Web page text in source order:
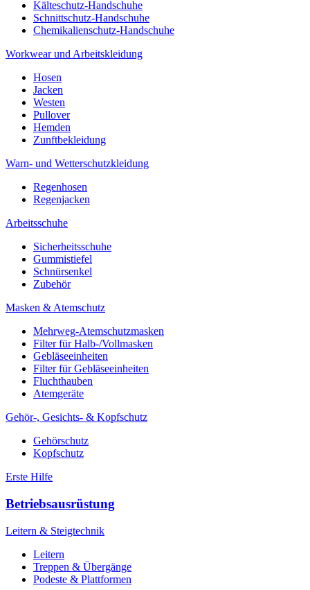
Kälteschutz-Handschuhe
Schnittschutz-Handschuhe
Chemikalienschutz-Handschuhe
Workwear und Arbeitskleidung
Hosen
Jacken
Westen
Pullover
Hemden
Zunftbekleidung
Warn- und Wetterschutzkleidung
Regenhosen
Regenjacken
Arbeitsschuhe
Sicherheitsschuhe
Gummistiefel
Schnürsenkel
Zubehör
Masken & Atemschutz
Mehrweg-Atemschutzmasken
Filter für Halb-/Vollmasken
Gebläseeinheiten
Filter für Gebläseeinheiten
Fluchthauben
Atemgeräte
Gehör-, Gesichts- & Kopfschutz
Gehörschutz
Kopfschutz
Erste Hilfe
Betriebsausrüstung
Leitern & Steigtechnik
Leitern
Treppen & Übergänge
Podeste & Plattformen